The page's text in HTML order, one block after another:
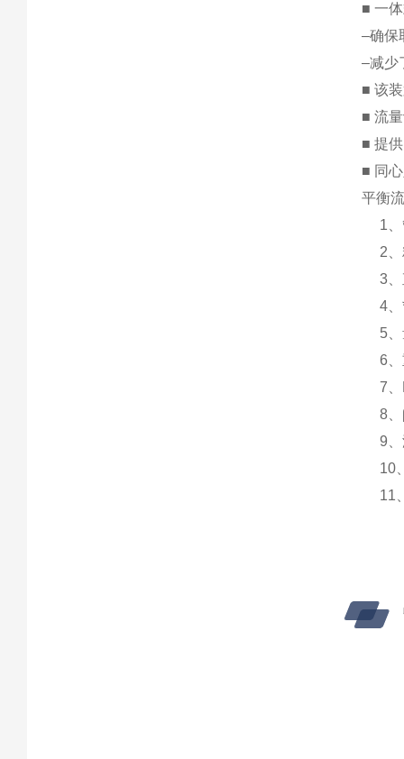
■ 一
–确保
–减少
■ 该
■ 流
■ 提
■ 同
平衡
1、
2、
3、
4、*
5、
6、
7
8、
9、
10、
11